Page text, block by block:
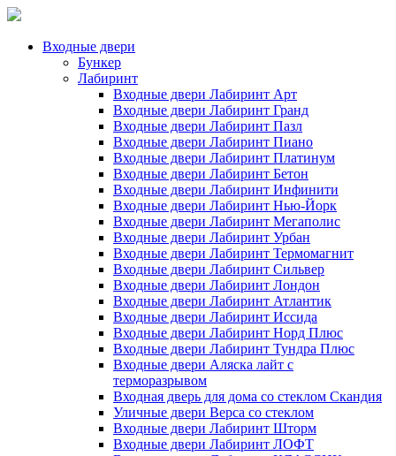
Входные двери
Бункер
Лабиринт
Входные двери Лабиринт Арт
Входные двери Лабиринт Гранд
Входные двери Лабиринт Пазл
Входные двери Лабиринт Пиано
Входные двери Лабиринт Платинум
Входные двери Лабиринт Бетон
Входные двери Лабиринт Инфинити
Входные двери Лабиринт Нью-Йорк
Входные двери Лабиринт Мегаполис
Входные двери Лабиринт Урбан
Входные двери Лабиринт Термомагнит
Входные двери Лабиринт Сильвер
Входные двери Лабиринт Лондон
Входные двери Лабиринт Атлантик
Входные двери Лабиринт Иссида
Входные двери Лабиринт Норд Плюс
Входные двери Лабиринт Тундра Плюс
Входные двери Аляска лайт с
терморазрывом
Входная дверь для дома со стеклом Скандия
Уличные двери Верса со стеклом
Входные двери Лабиринт Шторм
Входные двери Лабиринт ЛОФТ